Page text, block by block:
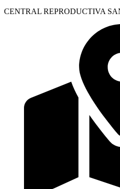
CENTRAL REPRODUCTIVA